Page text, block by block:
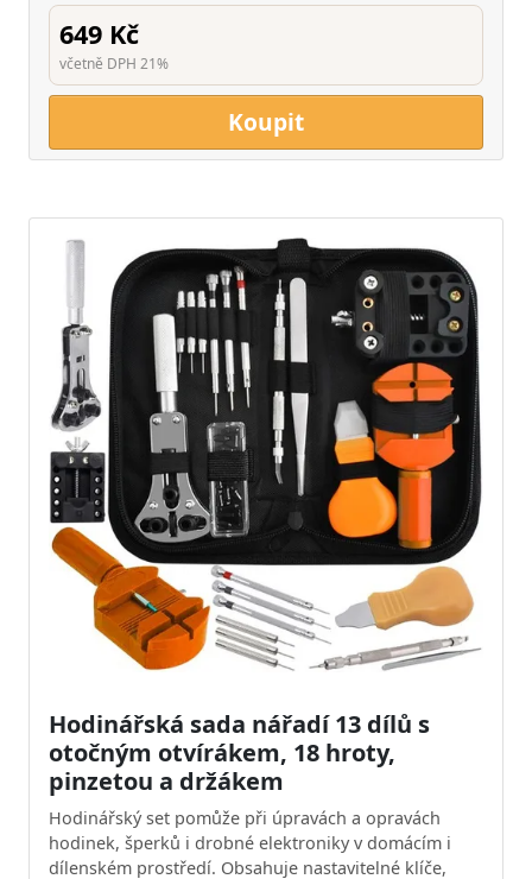
649 Kč
včetně DPH 21%
Koupit
Hodinářská sada nářadí 13 dílů s
otočným otvírákem, 18 hroty,
pinzetou a držákem
Hodinářský set pomůže při úpravách a opravách
hodinek, šperků i drobné elektroniky v domácím i
dílenském prostředí. Obsahuje nastavitelné klíče,